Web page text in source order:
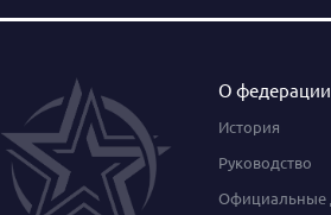
О федерации
История
Руководство
Официальные